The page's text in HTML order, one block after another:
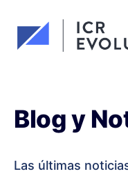
Blog y
Las últimas